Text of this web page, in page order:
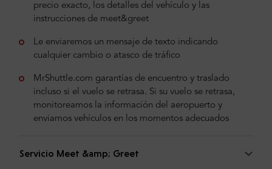
precio exacto, los detalles del vehículo y las
instrucciones de meet&greet
Le enviaremos un mensaje de texto indicando
cualquier cambio o atasco de tráfico
MrShuttle.com garantías de encuentro y traslado
incluso si el vuelo se retrasa. Si su vuelo se retrasa,
monitoreamos la información del aeropuerto y
enviamos vehículos en los momentos adecuados
Servicio Meet &amp; Greet